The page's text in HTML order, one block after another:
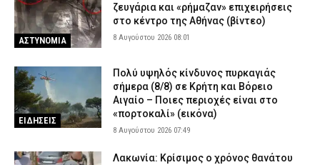
ΑΣΤΥΝΟΜΙΑ
ζευγάρια και «ρήμαζαν» επιχειρήσεις
στο κέντρο της Αθήνας (βίντεο)
8 Αυγούστου 2026 08:01
ΕΙΔΗΣΕΙΣ
Πολύ υψηλός κίνδυνος πυρκαγιάς
σήμερα (8/8) σε Κρήτη και Βόρειο
Αιγαίο – Ποιες περιοχές είναι στο
«πορτοκαλί» (εικόνα)
8 Αυγούστου 2026 07:49
Λακωνία: Κρίσιμος ο χρόνος θανάτου